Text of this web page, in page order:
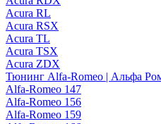
Acura RL
Acura RSX
Acura TL
Acura TSX
Acura ZDX
Тюнинг Alfa-Romeo | Альфа
Alfa-Romeo 147
Alfa-Romeo 156
Alfa-Romeo 159